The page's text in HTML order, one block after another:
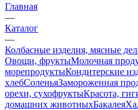
Главная
—
Каталог
—
Колбасные изделия, мясные
Овощи, фруктыМолочная
морепродуктыКондитерские
хлебСоленьяЗамороженная
орехи, сухофруктыКрасота,
домашних животныхБакалея